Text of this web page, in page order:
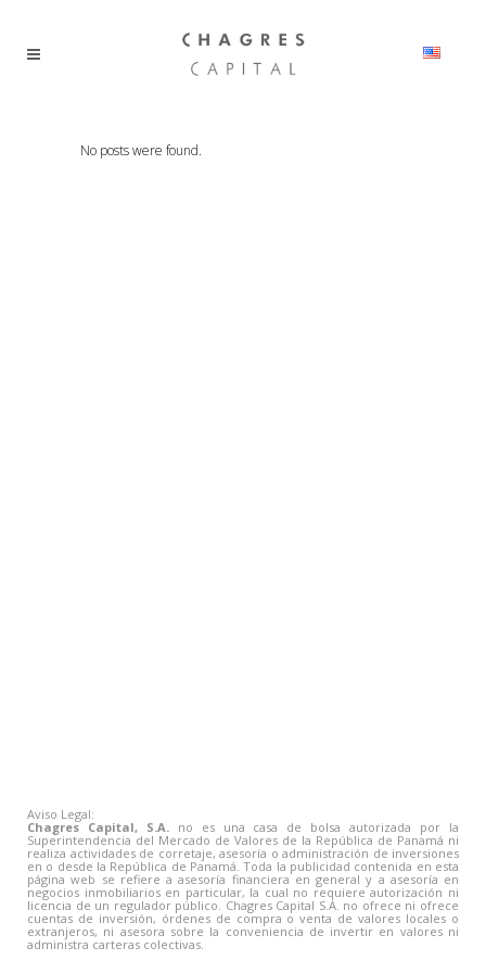
No posts were found.
Aviso Legal:
Chagres Capital, S.A.no es una casa de bolsa autorizada por la
Superintendencia del Mercado de Valores de la República de Panamá ni
realiza actividades de corretaje, asesoría o administración de inversiones
en o desde la República de Panamá. Toda la publicidad contenida en esta
página web se refiere a asesoría financiera en general y a asesoría en
negocios inmobiliarios en particular, la cual no requiere autorización ni
licencia de un regulador público. Chagres Capital S.A. no ofrece ni ofrece
cuentas de inversión, órdenes de compra o venta de valores locales o
extranjeros, ni asesora sobre la conveniencia de invertir en valores ni
administra carteras colectivas.